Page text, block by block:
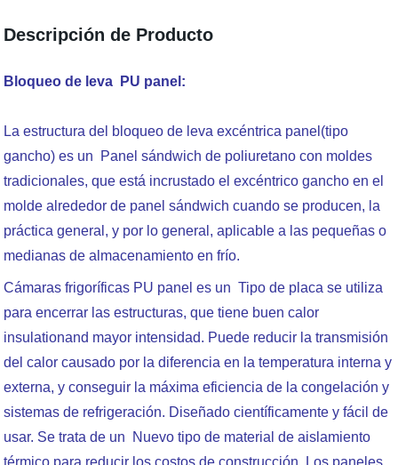
Descripción de Producto
Bloqueo de leva PU panel:
La estructura del bloqueo de leva excéntrica panel(tipo
gancho) es un Panel sándwich de poliuretano con moldes
tradicionales, que está incrustado el excéntrico gancho en el
molde alrededor de panel sándwich cuando se producen, la
práctica general, y por lo general, aplicable a las pequeñas o
medianas de almacenamiento en frío.
Cámaras frigoríficas PU panel es un Tipo de placa se utiliza
para encerrar las estructuras, que tiene buen calor
insulationand mayor intensidad. Puede reducir la transmisión
del calor causado por la diferencia en la temperatura interna y
externa, y conseguir la máxima eficiencia de la congelación y
sistemas de refrigeración. Diseñado científicamente y fácil de
usar. Se trata de un Nuevo tipo de material de aislamiento
térmico para reducir los costos de construcción. Los paneles